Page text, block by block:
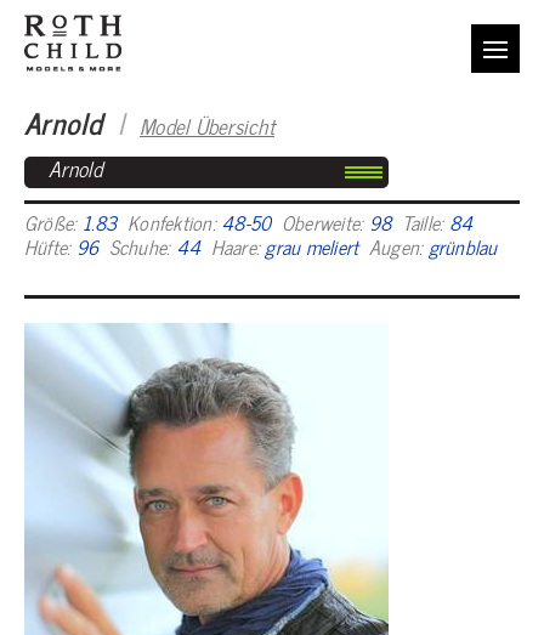
Arnold I Model Übersicht
Arnold
Größe: 1.83 Konfektion:48-50 Oberweite: 98 Taille: 84
Hüfte: 96 Schuhe: 44 Haare:grau meliert Augen: grünblau